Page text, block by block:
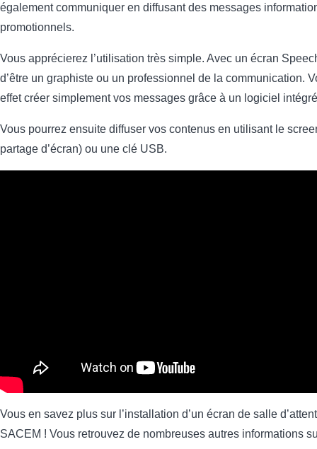
également communiquer en diffusant des messages
promotionnels.
Vous apprécierez l’utilisation très simple. Avec un écran
d’être un graphiste ou un professionnel de la communication.
effet créer simplement vos messages grâce à un logiciel
Vous pourrez ensuite diffuser vos contenus en utilisant le
partage d’écran) ou une clé USB.
Vous en savez plus sur l’installation d’un écran de salle
SACEM ! Vous retrouvez de nombreuses autres informations